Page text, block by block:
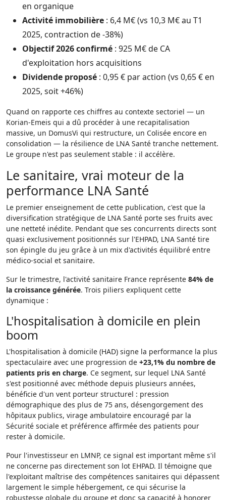
en organique
Activité immobilière : 6,4 M€ (vs 10,3 M€ au T1
2025, contraction de -38%)
Objectif 2026 confirmé : 925 M€ de CA
d'exploitation hors acquisitions
Dividende proposé : 0,95 € par action (vs 0,65 € en
2025, soit +46%)
Quand on rapporte ces chiffres au contexte sectoriel — un
Korian-Emeis qui a dû procéder à une recapitalisation
massive, un DomusVi qui restructure, un Colisée encore en
consolidation — la résilience de LNA Santé tranche nettement.
Le groupe n'est pas seulement stable : il accélère.
Le sanitaire, vrai moteur de la
performance LNA Santé
Le premier enseignement de cette publication, c'est que la
diversification stratégique de LNA Santé porte ses fruits avec
une netteté inédite. Pendant que ses concurrents directs sont
quasi exclusivement positionnés sur l'EHPAD, LNA Santé tire
son épingle du jeu grâce à un mix d'activités équilibré entre
médico-social et sanitaire.
Sur le trimestre, l'activité sanitaire France représente 84% de
la croissance générée. Trois piliers expliquent cette
dynamique :
L'hospitalisation à domicile en plein
boom
L'hospitalisation à domicile (HAD) signe la performance la plus
spectaculaire avec une progression de +23,1% du nombre de
patients pris en charge. Ce segment, sur lequel LNA Santé
s'est positionné avec méthode depuis plusieurs années,
bénéficie d'un vent porteur structurel : pression
démographique des plus de 75 ans, désengorgement des
hôpitaux publics, virage ambulatoire encouragé par la
Sécurité sociale et préférence affirmée des patients pour
rester à domicile.
Pour l'investisseur en LMNP, ce signal est important même s'il
ne concerne pas directement son lot EHPAD. Il témoigne que
l'exploitant maîtrise des compétences sanitaires qui dépassent
largement le simple hébergement, ce qui sécurise la
robustesse globale du groupe et donc sa capacité à honorer